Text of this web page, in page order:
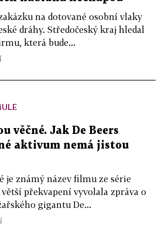
na dotované osobní vlaky
dráhy. Středočeský kraj hledal
která bude...
věčné. Jak De Beers
aktivum nemá jistou
je známý název filmu ze série
větší překvapení vyvolala zpráva o
gigantu De...